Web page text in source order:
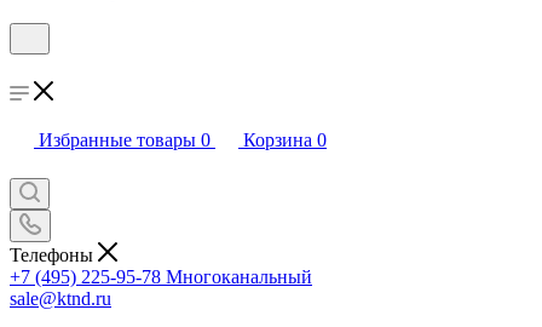
Избранные товары 0 Корзина 0
Телефоны
+7 (495) 225-95-78 Многоканальный
sale@ktnd.ru